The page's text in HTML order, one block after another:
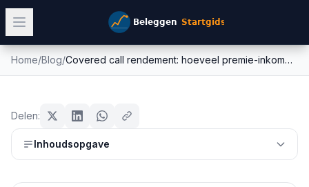
Home/Blog/ Covered call rendement: hoeveel premie-inkomen is realistisch en wanneer loont het?
premie-inkomen is realistisch en
wanneer loont het?
Delen:
Inhoudsopgave